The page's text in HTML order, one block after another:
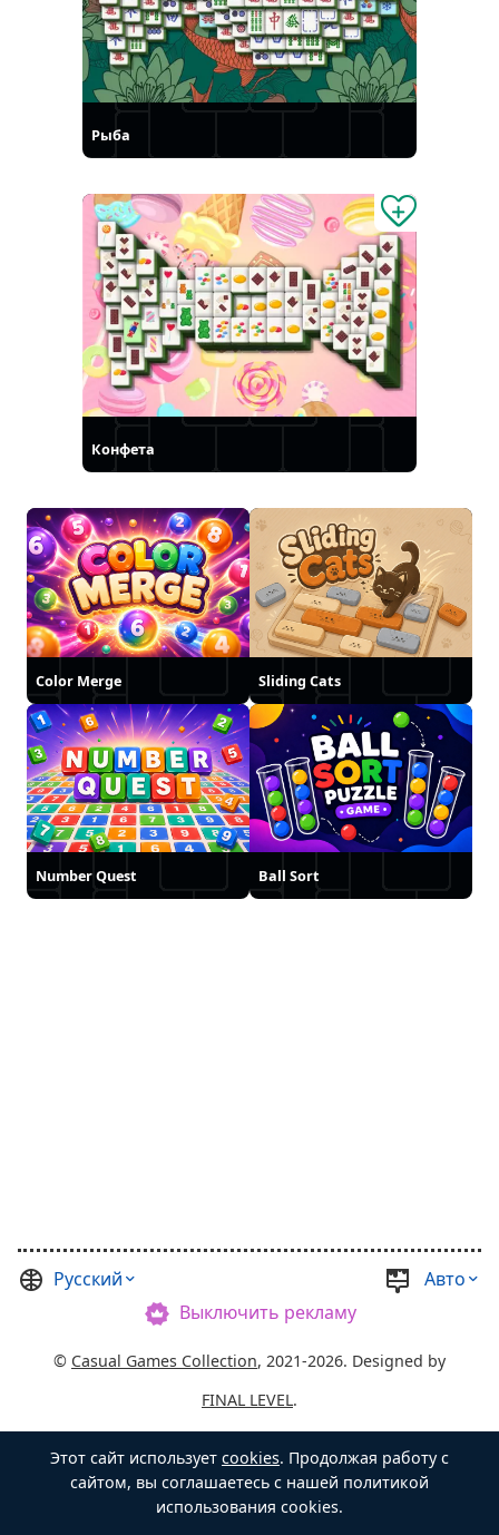
Рыба
Конфета
Color Merge Sliding Cats
Number Quest Ball Sort
Русский
Авто
Выключить рекламу
© Casual Games Collection, 2021-2026. Designed by
FINAL LEVEL.
Пользовательское соглашение
Политика конфиденциальности
Хозяин Сундука
Этот сайт использует cookies. Продолжая работу с
сайтом, вы соглашаетесь с нашей политикой
использования cookies.